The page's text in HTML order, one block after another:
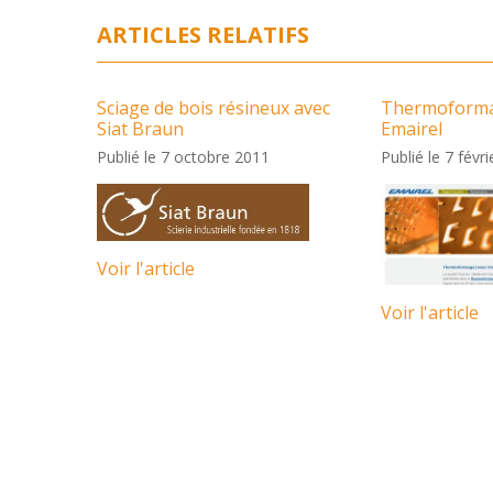
ARTICLES RELATIFS
Sciage de bois résineux avec
Siat Braun
Publié le 7 octobre 2011
Voir l'article
Emairel
Publié le 7
Voir l'article